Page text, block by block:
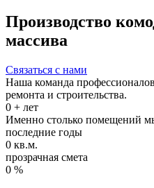
Производство
массива
Связаться с нами
Наша команда
ремонта и строительства.
0 + лет
Именно столько помещений
последние годы
0 кв.м.
прозрачная смета
0 %